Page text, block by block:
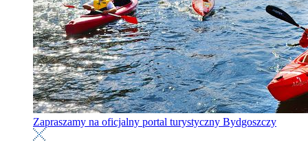
Zapraszamy na oficjalny portal turystyczny Bydgoszczy